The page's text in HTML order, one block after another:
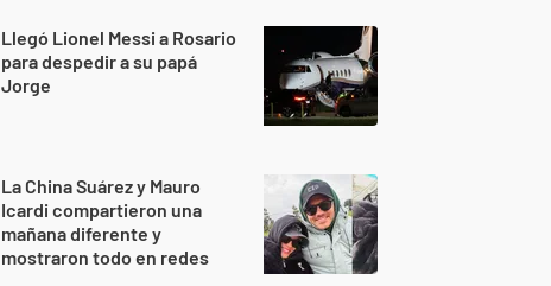
Llegó Lionel Messi a Rosario
para despedir a su papá
Jorge
La China Suárez y Mauro
Icardi compartieron una
mañana diferente y
mostraron todo en redes